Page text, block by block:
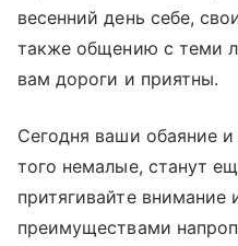
весенний день себе,
также общению с теми
вам дороги и приятны.
Сегодня ваши обаяние и
того немалые, станут
притягивайте внимание
преимуществами